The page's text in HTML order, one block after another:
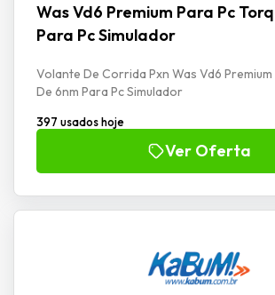
Was Vd6 Premium Para Pc
Para Pc Simulador
Volante De Corrida Pxn Was Vd6 Premium
De 6nm Para Pc Simulador
397 usados hoje
Ver Oferta